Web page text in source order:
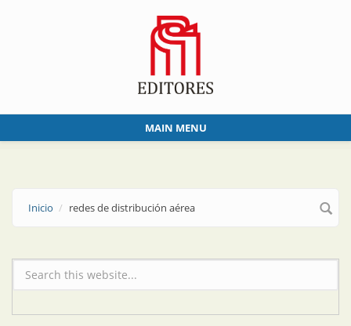
MAIN MENU
Inicio redes de distribución aérea
Formulario de búsqueda